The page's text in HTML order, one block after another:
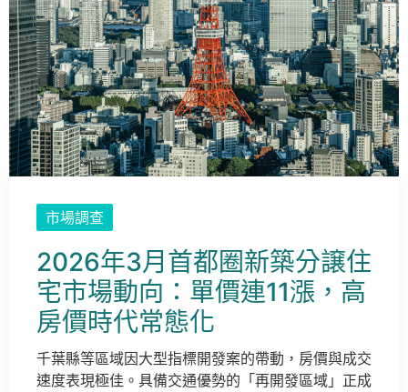
市場調查
2026年3月首都圈新築分譲住
宅市場動向：單價連11漲，高
房價時代常態化
千葉縣等區域因大型指標開發案的帶動，房價與成交
速度表現極佳。具備交通優勢的「再開發區域」正成